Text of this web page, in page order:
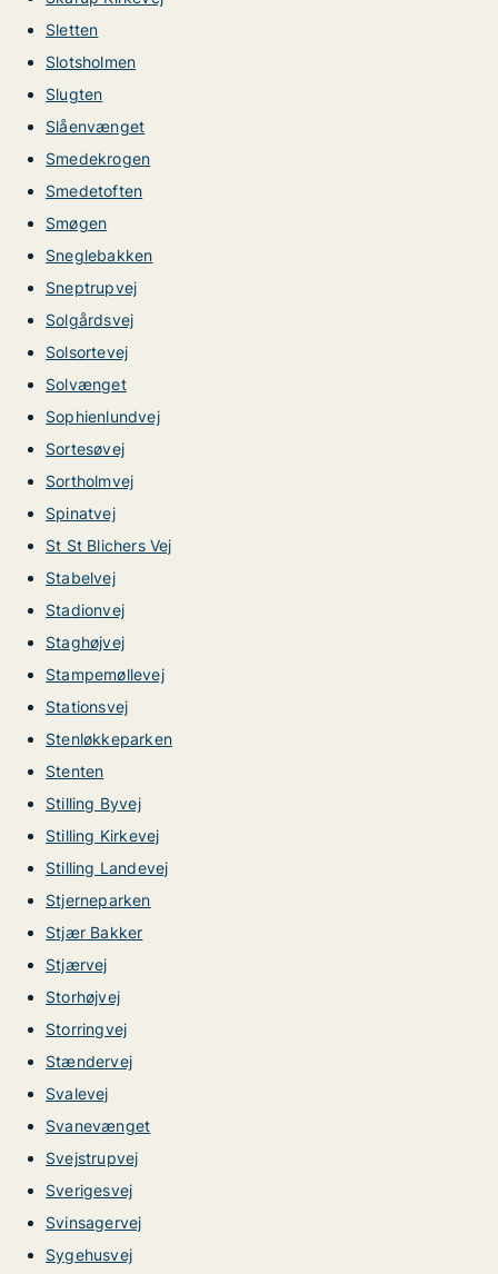
Sletten
Slotsholmen
Slugten
Slåenvænget
Smedekrogen
Smedetoften
Smøgen
Sneglebakken
Sneptrupvej
Solgårdsvej
Solsortevej
Solvænget
Sophienlundvej
Sortesøvej
Sortholmvej
Spinatvej
St St Blichers Vej
Stabelvej
Stadionvej
Staghøjvej
Stampemøllevej
Stationsvej
Stenløkkeparken
Stenten
Stilling Byvej
Stilling Kirkevej
Stilling Landevej
Stjerneparken
Stjær Bakker
Stjærvej
Storhøjvej
Storringvej
Stændervej
Svalevej
Svanevænget
Svejstrupvej
Sverigesvej
Svinsagervej
Sygehusvej